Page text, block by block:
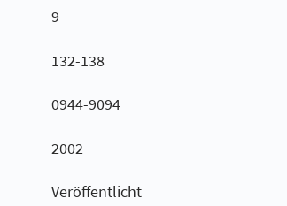
9
132-138
0944-9094
2002
Veröffentlicht